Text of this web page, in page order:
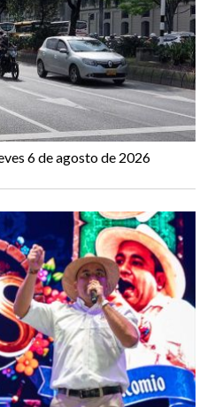
6 de agosto de 2026